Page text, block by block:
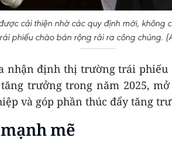
cải thiện nhờ các quy định mới, không
phiếu chào bán rộng rãi ra công chúng.
nhận định thị trường trái
trưởng trong năm 2025,
và góp phần thúc đẩy tăng
mẽ